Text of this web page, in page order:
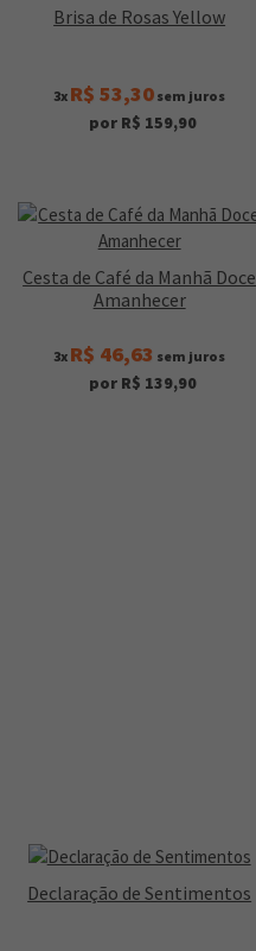
Brisa de Rosas Yellow
3x R$ 53,30 sem juros
por R$ 159,90
Cesta de Café da Manhã Doce
Amanhecer
3x R$ 46,63 sem juros
por R$ 139,90
Declaração de Sentimentos